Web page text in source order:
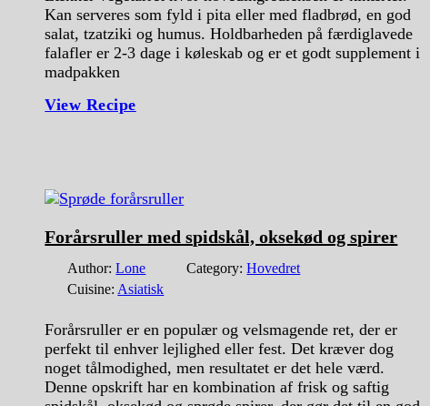
Kan serveres som fyld i pita eller med fladbrød, en god
salat, tzatziki og humus. Holdbarheden på færdiglavede
falafler er 2-3 dage i køleskab og er et godt supplement i
madpakken
View Recipe
Forårsruller med spidskål, oksekød og spirer
Author:Lone Category:Hovedret
Cuisine: Asiatisk
Forårsruller er en populær og velsmagende ret, der er
perfekt til enhver lejlighed eller fest. Det kræver dog
noget tålmodighed, men resultatet er det hele værd.
Denne opskrift har en kombination af frisk og saftig